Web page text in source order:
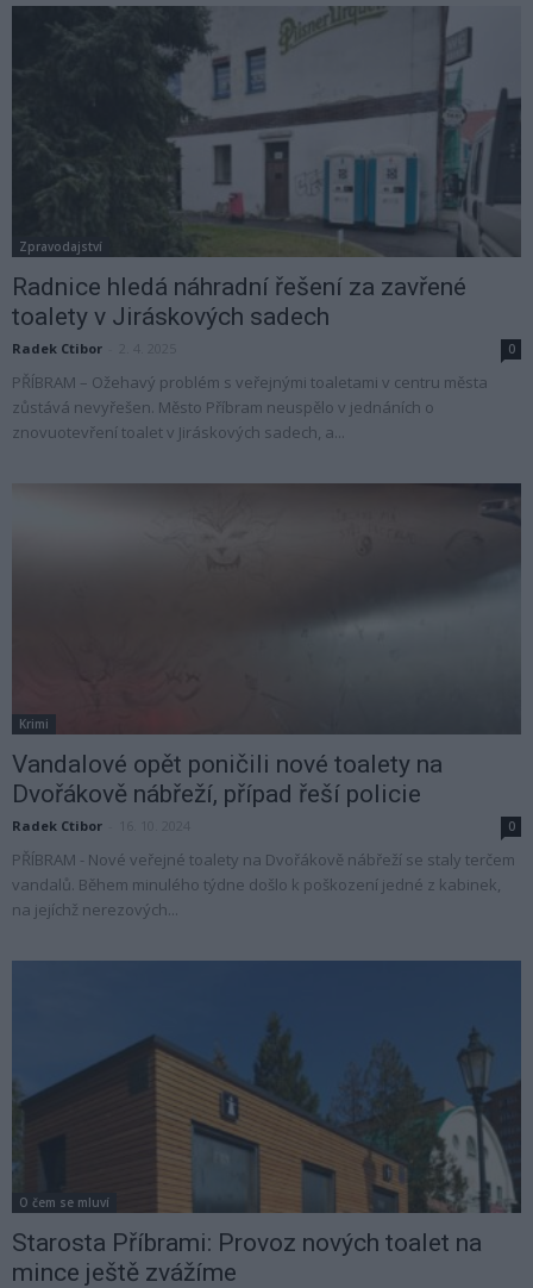
Zpravodajství
Radnice hledá náhradní řešení za zavřené
toalety v Jiráskových sadech
Radek Ctibor 0
PŘÍBRAM – Ožehavý problém s veřejnými toaletami v centru města
zůstává nevyřešen. Město Příbram neuspělo v jednáních o
znovuotevření toalet v Jiráskových sadech, a...
Krimi
Vandalové opět poničili nové toalety na
Dvořákově nábřeží, případ řeší policie
Radek Ctibor 0
PŘÍBRAM - Nové veřejné toalety na Dvořákově nábřeží se staly terčem
vandalů. Během minulého týdne došlo k poškození jedné z kabinek,
na jejíchž nerezových...
O čem se mluví
Starosta Příbrami: Provoz nových toalet na
mince ještě zvážíme